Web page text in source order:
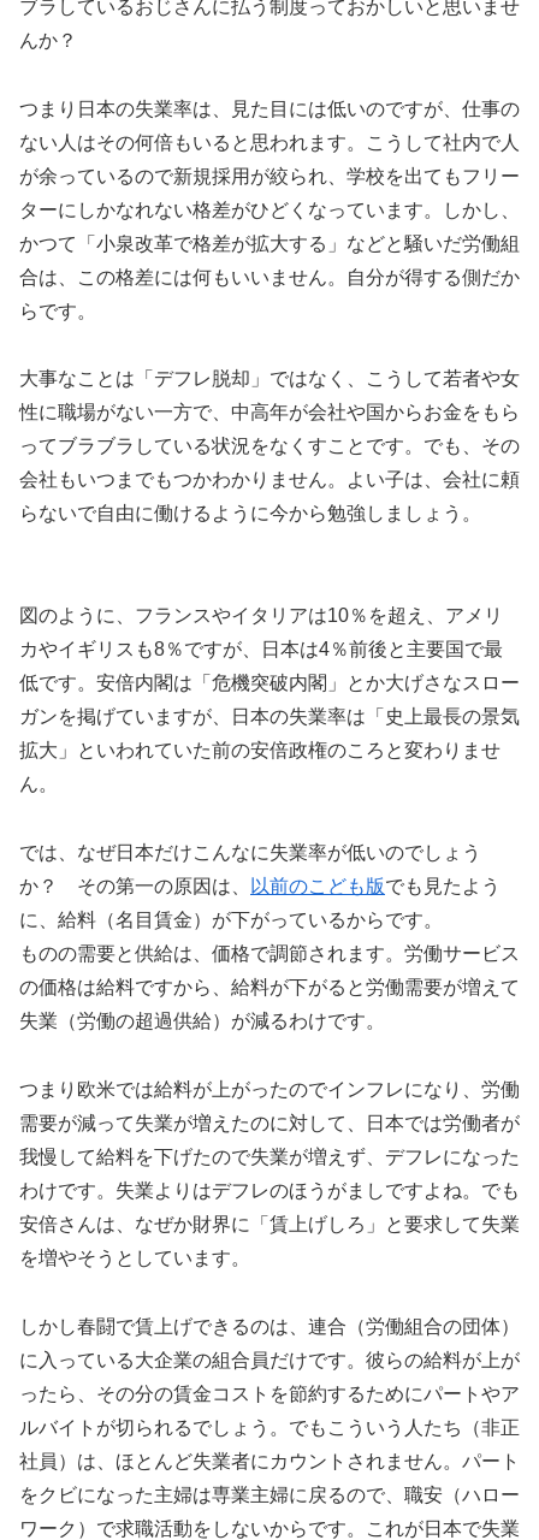
ブラしているおじさんに払う制度っておかしいと思いませ
んか？
つまり日本の失業率は、見た目には低いのですが、仕事の
ない人はその何倍もいると思われます。こうして社内で人
が余っているので新規採用が絞られ、学校を出てもフリー
ターにしかなれない格差がひどくなっています。しかし、
かつて「小泉改革で格差が拡大する」などと騒いだ労働組
合は、この格差には何もいいません。自分が得する側だか
らです。
大事なことは「デフレ脱却」ではなく、こうして若者や女
性に職場がない一方で、中高年が会社や国からお金をもら
ってブラブラしている状況をなくすことです。でも、その
会社もいつまでもつかわかりません。よい子は、会社に頼
らないで自由に働けるように今から勉強しましょう。
図のように、フランスやイタリアは10％を超え、アメリ
カやイギリスも8％ですが、日本は4％前後と主要国で最
低です。安倍内閣は「危機突破内閣」とか大げさなスロー
ガンを掲げていますが、日本の失業率は「史上最長の景気
拡大」といわれていた前の安倍政権のころと変わりませ
ん。
では、なぜ日本だけこんなに失業率が低いのでしょう
か？ その第一の原因は、
以前のこども版でも見たよう
に、給料（名目賃金）が下がっているからです。
ものの需要と供給は、価格で調節されます。労働サービス
の価格は給料ですから、給料が下がると労働需要が増えて
失業（労働の超過供給）が減るわけです。
つまり欧米では給料が上がったのでインフレになり、労働
需要が減って失業が増えたのに対して、日本では労働者が
我慢して給料を下げたので失業が増えず、デフレになった
わけです。失業よりはデフレのほうがましですよね。でも
安倍さんは、なぜか財界に「賃上げしろ」と要求して失業
を増やそうとしています。
しかし春闘で賃上げできるのは、連合（労働組合の団体）
に入っている大企業の組合員だけです。彼らの給料が上が
ったら、その分の賃金コストを節約するためにパートやア
ルバイトが切られるでしょう。でもこういう人たち（非正
社員）は、ほとんど失業者にカウントされません。パート
をクビになった主婦は専業主婦に戻るので、職安（ハロー
ワーク）で求職活動をしないからです。これが日本で失業